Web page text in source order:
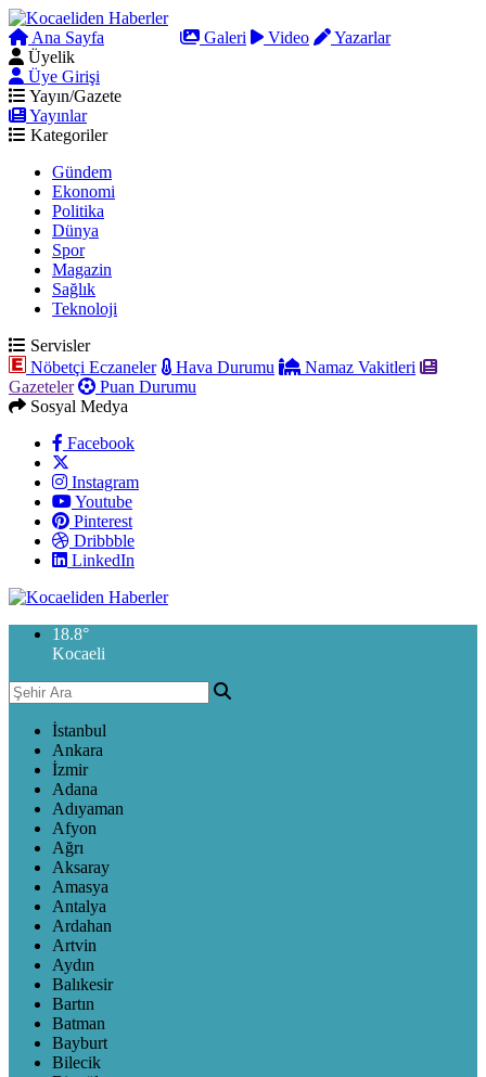
Ana Sayfa Galeri Video
Yazarlar
Üyelik
Üye Girişi
Yayın/Gazete
Yayınlar
Kategoriler
Gündem
Ekonomi
Politika
Dünya
Spor
Magazin
Sağlık
Teknoloji
Servisler
Nöbetçi Eczaneler
Hava Durumu
Namaz Vakitleri
Gazeteler
Puan Durumu
Sosyal Medya
Facebook
Instagram
Youtube
Pinterest
Dribbble
LinkedIn
18.8°
Kocaeli
İstanbul
Ankara
İzmir
Adana
Adıyaman
Afyon
Ağrı
Aksaray
Amasya
Antalya
Ardahan
Artvin
Aydın
Balıkesir
Bartın
Batman
Bayburt
Bilecik